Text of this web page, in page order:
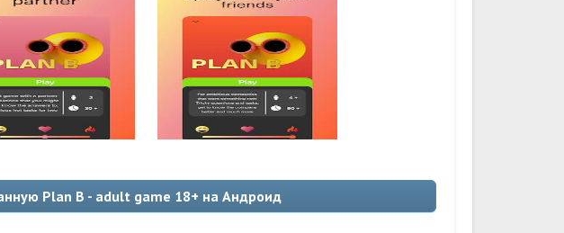
Plan B - adult game 18+ на Андроид